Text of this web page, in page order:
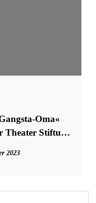
Oma«
Theater Stiftung
2023